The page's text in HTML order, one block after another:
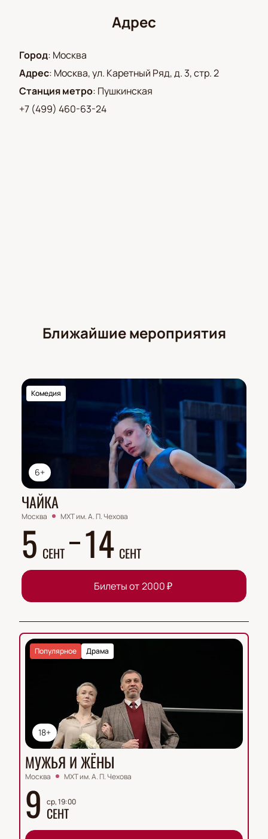
Безопасная оплата онлайн.
поддержкой менеджера.
Не пропустите возможность стать частью этого
особенного вечера и почувствовать атмосферу
праздника!
Адрес
Город: Москва
Адрес: Москва, ул. Каретный Ряд, д. 3, стр. 2
Станция метро: Пушкинская
+7 (499) 460-63-24
Ближайшие мероприятия
6+
Комедия
ЧАЙКА
Москва МХТ им. А. П. Чехова
5 СЕНТ 14 СЕНТ
Билеты от 2000₽
18+
Драма
Популярное
МУЖЬЯ И ЖЁНЫ
Москва МХТ им. А. П. Чехова
9 ср, 19:00
СЕНТ